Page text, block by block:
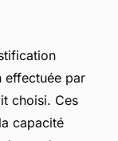
effectuée par
choisi. Ces
capacité